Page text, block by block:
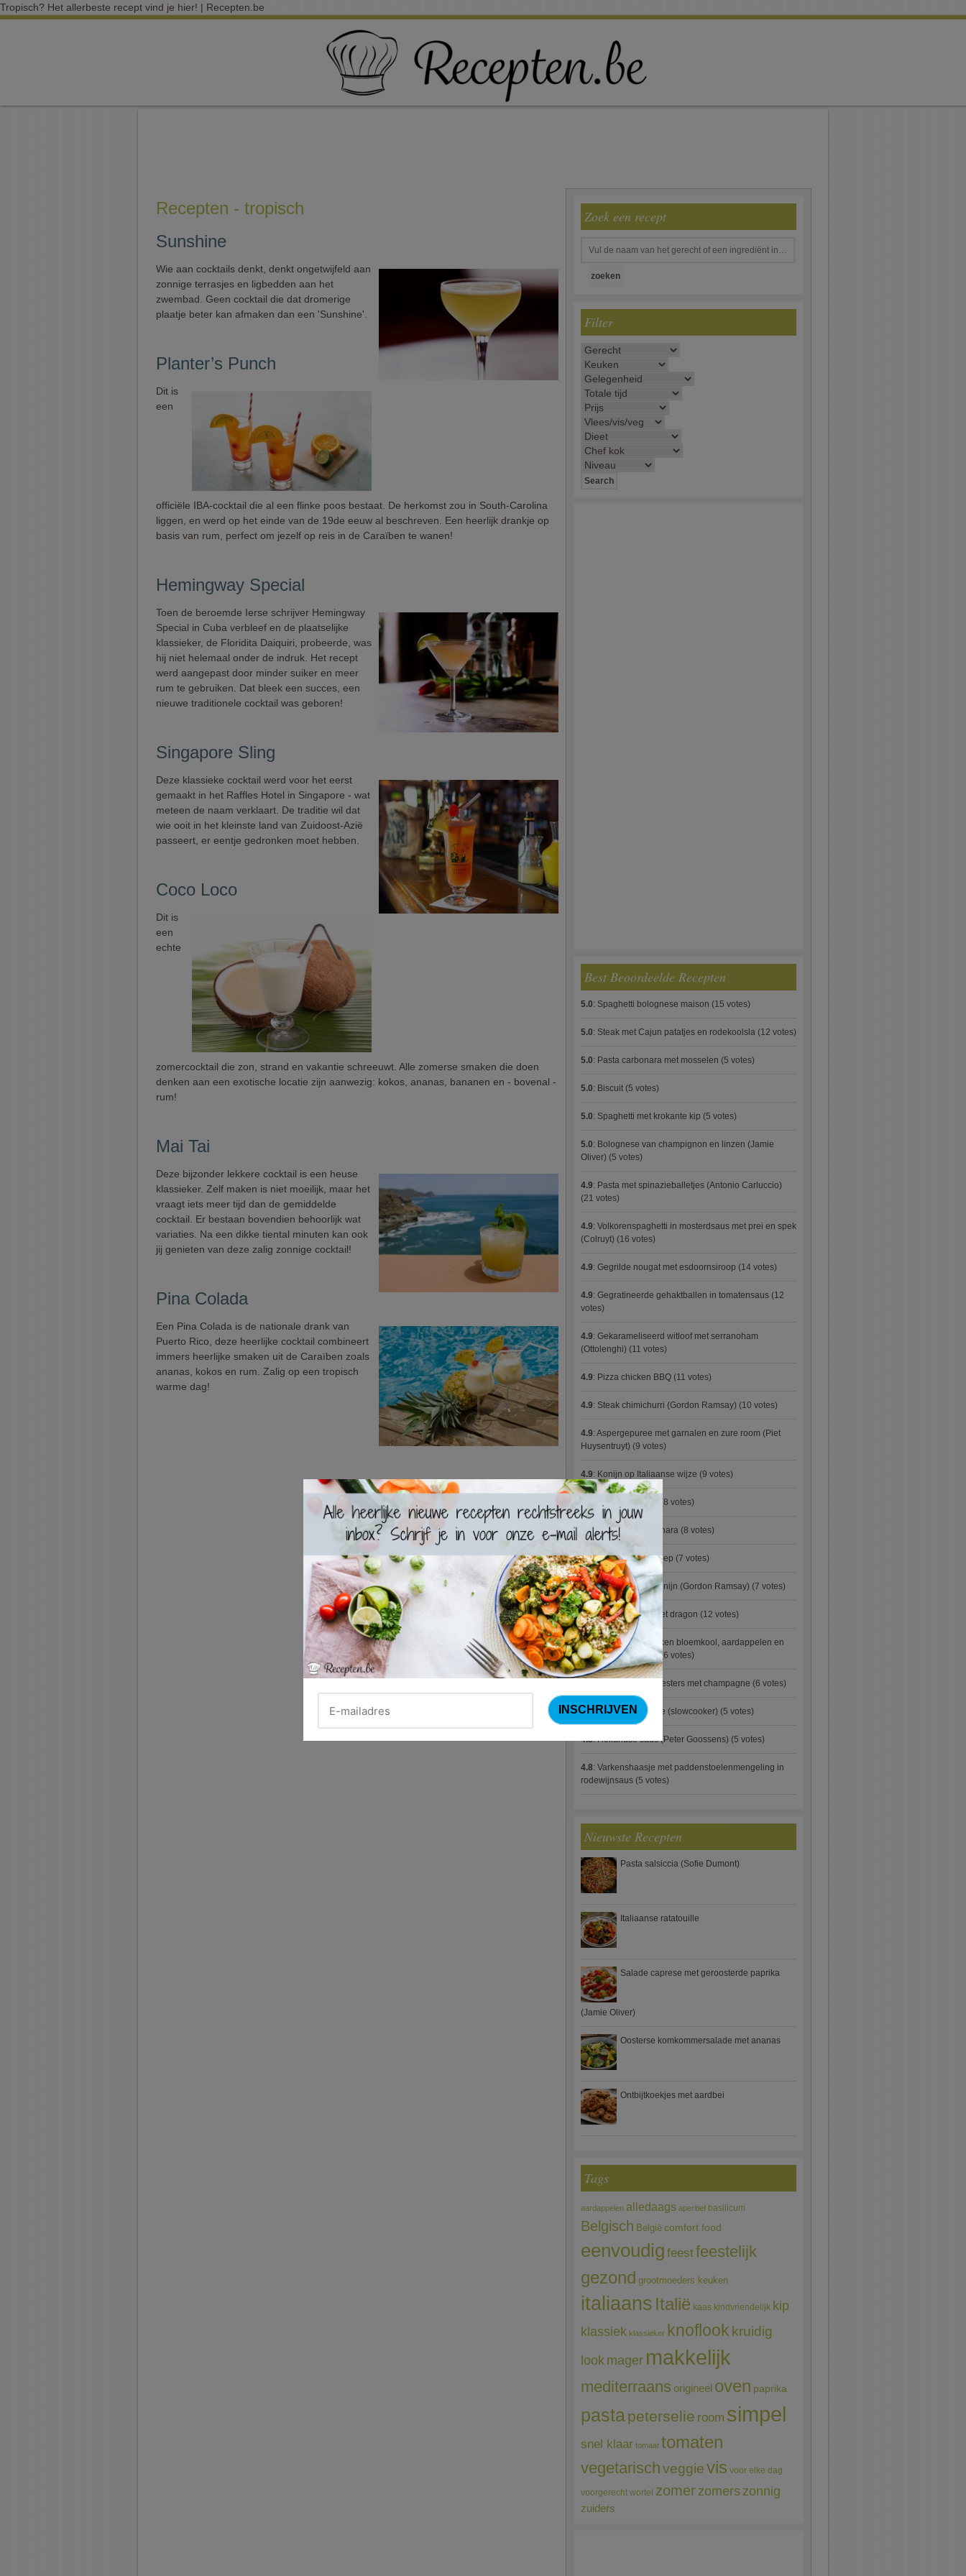
Tropisch? Het allerbeste recept vind je hier! | Recepten.be
Recepten - tropisch
Sunshine
Wie aan cocktails denkt, denkt ongetwijfeld aan
zonnige terrasjes en ligbedden aan het
zwembad. Geen cocktail die dat dromerige
plaatje beter kan afmaken dan een 'Sunshine'.
Planter’s Punch
Dit is
een
officiële IBA-cocktail die al een flinke poos bestaat. De herkomst zou in South-Carolina
liggen, en werd op het einde van de 19de eeuw al beschreven. Een heerlijk drankje op
basis van rum, perfect om jezelf op reis in de Caraïben te wanen!
Hemingway Special
Toen de beroemde Ierse schrijver Hemingway
Special in Cuba verbleef en de plaatselijke
klassieker, de Floridita Daiquiri, probeerde, was
hij niet helemaal onder de indruk. Het recept
werd aangepast door minder suiker en meer
rum te gebruiken. Dat bleek een succes, een
nieuwe traditionele cocktail was geboren!
Singapore Sling
Deze klassieke cocktail werd voor het eerst
gemaakt in het Raffles Hotel in Singapore - wat
meteen de naam verklaart. De traditie wil dat
wie ooit in het kleinste land van Zuidoost-Azië
passeert, er eentje gedronken moet hebben.
Coco Loco
Dit is
een
echte
zomercocktail die zon, strand en vakantie schreeuwt. Alle zomerse smaken die doen
denken aan een exotische locatie zijn aanwezig: kokos, ananas, bananen en - bovenal -
rum!
Mai Tai
Deze bijzonder lekkere cocktail is een heuse
klassieker. Zelf maken is niet moeilijk, maar het
vraagt iets meer tijd dan de gemiddelde
cocktail. Er bestaan bovendien behoorlijk wat
variaties. Na een dikke tiental minuten kan ook
jij genieten van deze zalig zonnige cocktail!
Pina Colada
Een Pina Colada is de nationale drank van
Puerto Rico, deze heerlijke cocktail combineert
immers heerlijke smaken uit de Caraïben zoals
ananas, kokos en rum. Zalig op een tropisch
warme dag!
Zoek een recept
Filter
Best Beoordeelde Recepten
5.0: Spaghetti bolognese maison (15 votes)
5.0: Steak met Cajun patatjes en rodekoolsla (12 votes)
5.0: Pasta carbonara met mosselen (5 votes)
5.0: Biscuit (5 votes)
5.0: Spaghetti met krokante kip (5 votes)
5.0: Bolognese van champignon en linzen (Jamie
Oliver) (5 votes)
4.9: Pasta met spinazieballetjes (Antonio Carluccio)
(21 votes)
4.9: Volkorenspaghetti in mosterdsaus met prei en spek
(Colruyt) (16 votes)
4.9: Gegrilde nougat met esdoornsiroop (14 votes)
4.9: Gegratineerde gehaktballen in tomatensaus (12
votes)
4.9: Gekarameliseerd witloof met serranoham
(Ottolenghi) (11 votes)
4.9: Pizza chicken BBQ (11 votes)
4.9: Steak chimichurri (Gordon Ramsay) (10 votes)
4.9: Aspergepuree met garnalen en zure room (Piet
Huysentruyt) (9 votes)
4.9: Konijn op Italiaanse wijze (9 votes)
(8 votes)
4.9:Courgette carbonara (8 votes)
4.9:Aziatische preisoep (7 votes)
4.9:Fricassee van konijn (Gordon Ramsay) (7 votes)
4.8:Gestoofde kip met dragon (12 votes)
4.8:Zalm met gebakken bloemkool, aardappelen en
spek (Jeroen Meus)(6 votes)
Gegratineerde oesters met champagne (6 votes)
4.8:Linzenbolognese (slowcooker) (5 votes)
4.8:Hollandse saus (Peter Goossens) (5 votes)
4.8: Varkenshaasje met paddenstoelenmengeling in
rodewijnsaus (5 votes)
Nieuwste Recepten
Pasta salsiccia (Sofie Dumont)
Italiaanse ratatouille
Salade caprese met geroosterde paprika
(Jamie Oliver)
Oosterse komkommersalade met ananas
Ontbijtkoekjes met aardbei
Tags
aardappelen alledaags aperitief basilicum
Belgisch België comfort food
eenvoudig feestfeestelijk
gezond grootmoeders keuken
italiaans Italië kaas kindvriendelijk kip
klassiek klassieker knoflook kruidig
look mager makkelijk
mediterraans origineel oven paprika
pastapeterselie room simpel
snel klaar tomaat tomaten
vegetarischveggievis voor elke dag
voorgerecht wortel zomerzomerszonnig
zuiders
×